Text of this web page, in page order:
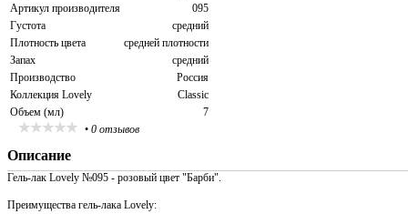
Артикул производителя
095
Густота
средний
Плотность цвета
средней плотности
Запах
средний
Производство
Россия
Коллекция Lovely
Classic
Объем (мл)
7
• 0 отзывов
Описание
Гель-лак Lovely №095 - розовый цвет "Барби".
Преимущества гель-лака Lovely: